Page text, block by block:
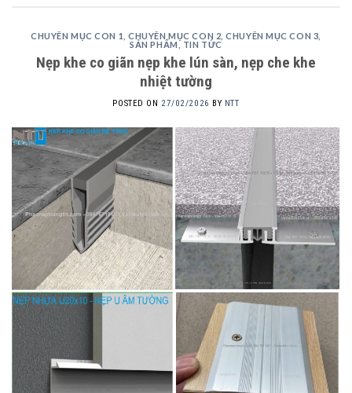
CHUYÊN MỤC CON 1 ,CHUYÊN MỤC CON 2 ,CHUYÊN MỤC CON 3
SẢN PHẨM , TIN TỨC
Nẹp khe co giãn nẹp khe lún sàn, nẹp che khe
nhiệt tường
POSTED ON 27/02/2026 BY NTT